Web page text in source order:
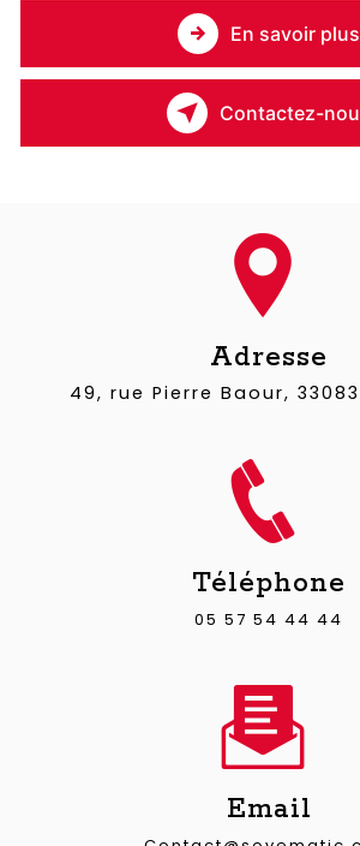
En savoir plus
Contactez-
Adresse
49, rue Pierre Baour,
Téléphone
05 57 54 44 44
Email